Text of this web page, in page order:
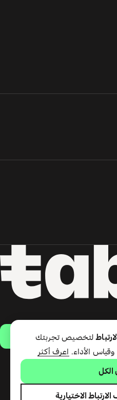
خدمة الدفع
لتخصيص تجربتك
الأداء.
اعرف أكثر
الكل
الاختيارية